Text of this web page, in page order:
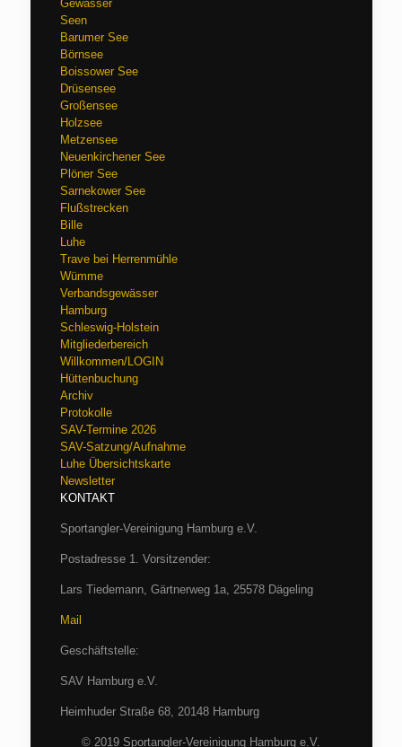
Gewässer
Seen
Barumer See
Börnsee
Boissower See
Drüsensee
Großensee
Holzsee
Metzensee
Neuenkirchener See
Plöner See
Sarnekower See
Flußstrecken
Bille
Luhe
Trave bei Herrenmühle
Wümme
Verbandsgewässer
Hamburg
Schleswig-Holstein
Mitgliederbereich
Willkommen/LOGIN
Hüttenbuchung
Archiv
Protokolle
SAV-Termine 2026
SAV-Satzung/Aufnahme
Luhe Übersichtskarte
Newsletter
KONTAKT
Sportangler-Vereinigung Hamburg e.V.
Postadresse 1. Vorsitzender:
Lars Tiedemann, Gärtnerweg 1a, 25578 Dägeling
Mail
Geschäftstelle:
SAV Hamburg e.V.
Heimhuder Straße 68, 20148 Hamburg
© 2019 Sportangler-Vereinigung Hamburg e.V.